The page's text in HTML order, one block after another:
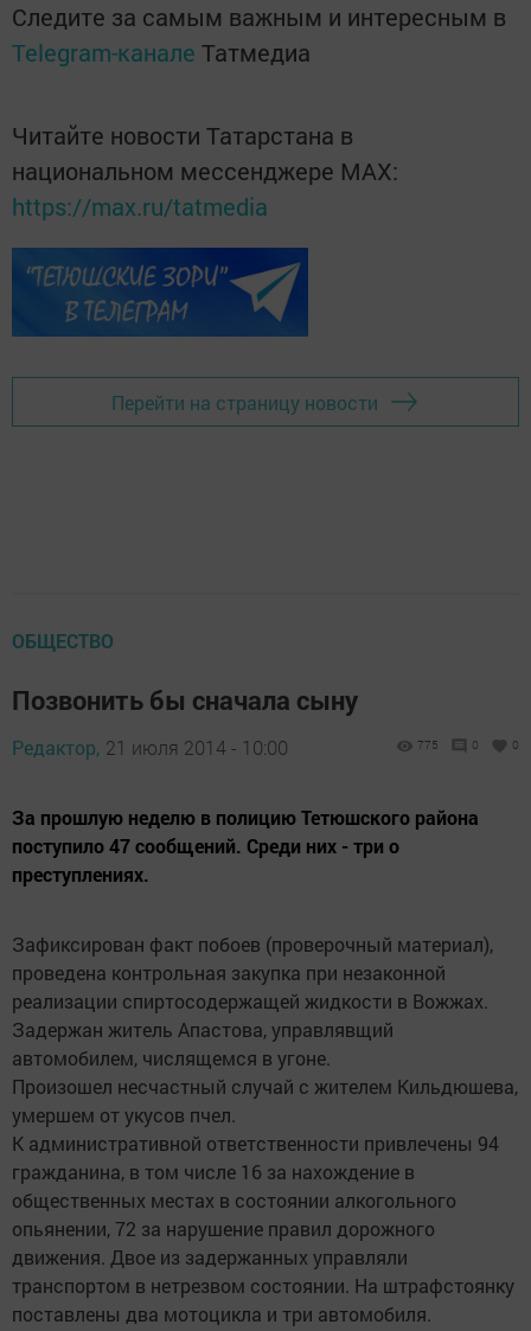
Следите за самым важным и интересным в
Telegram-канале Татмедиа
Читайте новости Татарстана в
национальном мессенджере MАХ:
https://max.ru/tatmedia
Перейти на страницу новости
ОБЩЕСТВО
Позвонить бы сначала сыну
Редактор, 21 июля 2014 - 10:00 775 0 0
За прошлую неделю в полицию Тетюшского района
поступило 47 сообщений. Среди них - три о
преступлениях.
Зафиксирован факт побоев (проверочный материал),
проведена контрольная закупка при незаконной
реализации спиртосодержащей жидкости в Вожжах.
Задержан житель Апастова, управлявщий
автомобилем, числящемся в угоне.
Произошел несчастный случай с жителем Кильдюшева,
умершем от укусов пчел.
К административной ответственности привлечены 94
гражданина, в том числе 16 за нахождение в
общественных местах в состоянии алкогольного
опьянении, 72 за нарушение правил дорожного
движения. Двое из задержанных управляли
транспортом в нетрезвом состоянии. На штрафстоянку
поставлены два мотоцикла и три автомобиля.